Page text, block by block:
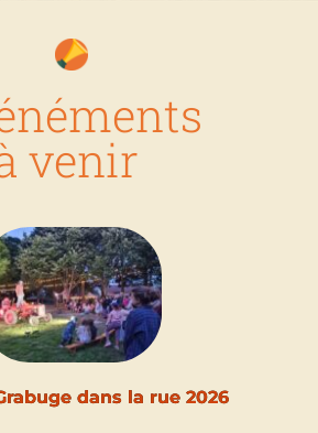
venir
dans la rue 2026